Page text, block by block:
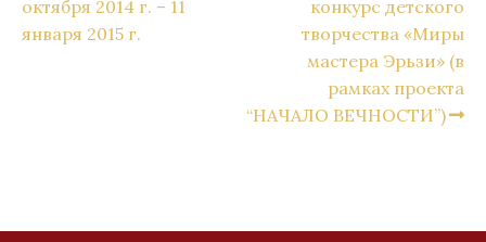
октября 2014 г. – 11
января 2015 г.
конкурс детского
творчества «Миры
мастера Эрьзи» (в
рамках проекта
“НАЧАЛО ВЕЧНОСТИ”)